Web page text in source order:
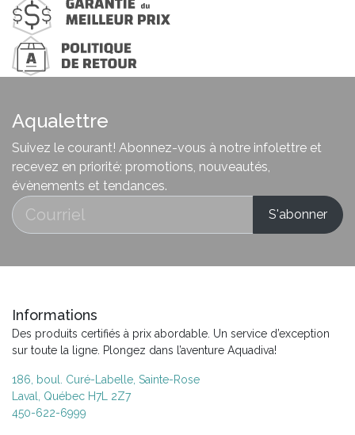
Aqualettre
Suivez le courant! Abonnez-vous à notre infolettre et
recevez en priorité: promotions, nouveautés,
évènements et tendances.
Informations
Des produits certifiés à prix abordable. Un service d’exception
sur toute la ligne. Plongez dans l’aventure Aquadiva!
186, boul. Curé-Labelle, Sainte-Rose
Laval, Québec H7L 2Z7
450-622-6999